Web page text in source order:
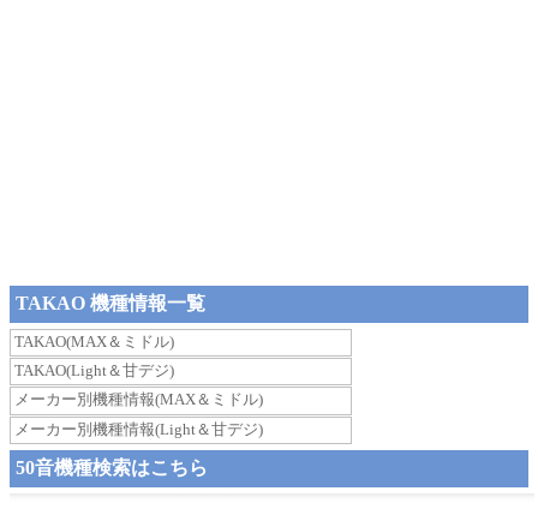
TAKAO 機種情報一覧
TAKAO(MAX＆ミドル)
TAKAO(Light＆甘デジ)
メーカー別機種情報(MAX＆ミドル)
メーカー別機種情報(Light＆甘デジ)
50音機種検索はこちら